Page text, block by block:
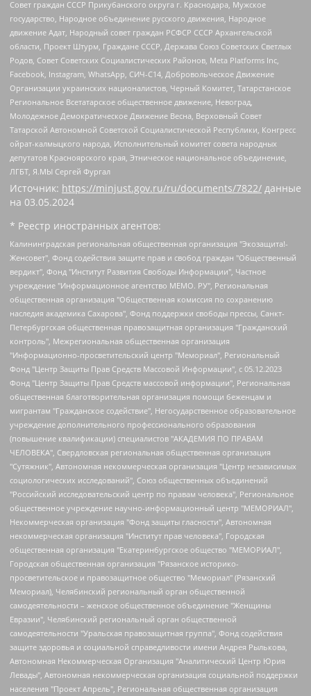
Совет граждан СССР Прикубанского округа г. Краснодара, Мужское
государство, Народное объединение русского движения, Народное
движение Адат, Народный совет граждан РСФСР СССР Архангельской
области, Проект Штурм, Граждане СССР, Держава Союз Советских Светлых
Родов, Совет Советских Социалистических Районов, Meta Platforms Inc,
Facebook, Instagram, WhatsApp, СИЧ-С14, Добровольческое Движение
Организации украинских националистов, Черный Комитет, Татарстанское
Региональное Всетатарское общественное движение, Невоград,
Молодежное Демократическое Движение Весна, Верховный Совет
Татарской Автономной Советской Социалистической Республики, Конгресс
ойрат-калмыцкого народа, Исполнительный комитет совета народных
депутатов Красноярского края, Этническое национальное объединение,
ЛГБТ, Я.МЫ Сергей Фургал
Источник: https://minjust.gov.ru/ru/documents/7822/ данные
на 03.05.2024
* Реестр иностранных агентов:
Калининградская региональная общественная организация "Экозащита!-Женсовет", Фонд содействия защите прав и свобод граждан "Общественный вердикт", Фонд "Институт Развития Свободы Информации", Частное учреждение "Информационное агентство МЕМО. РУ", Региональная общественная организация "Общественная комиссия по сохранению наследия академика Сахарова", Фонд поддержки свободы прессы, Санкт-Петербургская общественная правозащитная организация "Гражданский контроль", Межрегиональная общественная организация "Информационно-просветительский центр "Мемориал", Региональный Фонд "Центр Защиты Прав Средств Массовой Информации", с 05.12.2023 Фонд "Центр Защиты Прав Средств массовой информации", Региональная общественная благотворительная организация помощи беженцам и мигрантам "Гражданское содействие", Негосударственное образовательное учреждение дополнительного профессионального образования (повышение квалификации) специалистов "АКАДЕМИЯ ПО ПРАВАМ ЧЕЛОВЕКА", Свердловская региональная общественная организация "Сутяжник", Автономная некоммерческая организация "Центр независимых социологических исследований", Союз общественных объединений "Российский исследовательский центр по правам человека", Региональное общественное учреждение научно-информационный центр "МЕМОРИАЛ", Некоммерческая организация "Фонд защиты гласности", Автономная некоммерческая организация "Институт прав человека", Городская общественная организация "Екатеринбургское общество "МЕМОРИАЛ", Городская общественная организация "Рязанское историко-просветительское и правозащитное общество "Мемориал" (Рязанский Мемориал), Челябинский региональный орган общественной самодеятельности – женское общественное объединение "Женщины Евразии", Челябинский региональный орган общественной самодеятельности "Уральская правозащитная группа", Фонд содействия защите здоровья и социальной справедливости имени Андрея Рылькова, Автономная Некоммерческая Организация "Аналитический Центр Юрия Левады", Автономная некоммерческая организация социальной поддержки населения "Проект Апрель", Региональная общественная организация помощи женщинам и детям, находящимся в кризисной ситуации "Информационно-методический центр "Анна", Фонд содействия развитию массовых коммуникаций и правовому просвещению "Так-так-Так", Фонд содействия устойчивому развитию "Серебряная тайга", Свердловский региональный общественный фонд социальных проектов "Новое время", "Idel.Реалии", Кавказ.Реалии, Крым.Реалии, Телеканал Настоящее Время, Татаро-башкирская служба Радио Свобода (Azatliq Radiosi), Радио Свободная Европа/Радио Свобода (PCE/PC), "Сибирь.Реалии", "Фактограф", Благотворительный фонд помощи осужденным и их семьям, Автономная некоммерческая организация "Институт глобализации и социальных движений", Фонд "В защиту прав заключенных", Частное учреждение "Центр поддержки и содействия развитию средств массовой информации", Пензенский региональный общественный благотворительный фонд "Гражданский союз", "Север.Реалии", Некоммерческая организация Фонд "Правовая инициатива", Общество с ограниченной ответственностью "Радио Свободная Европа/Радио Свобода", Чешское информационное агентство "MEDIUM-ORIENT", Красноярская региональная общественная организация "Мы против СПИДа", Камалягин Денис Николаевич, Маркелов Сергей Евгеньевич, Пономарев Лев Александрович, Савицкая Людмила Алексеевна, Автономная некоммерческая организация "Центр по работе с проблемой насилия "НАСИЛИЮ.НЕТ", Межрегиональный профессиональный союз работников здравоохранения "Альянс врачей", Юридическое лицо, зарегистрированное в Латвийской Республике, SIA "Medusa Project" (регистрационный номер 40103797863, дата регистрации 10.06.2014), Некоммерческая организация "Фонд по борьбе с коррупцией", Автономная некоммерческая организация "Институт права и публичной политики", Баданин Роман Сергеевич, Гликин Максим Александрович, Железнова Мария Михайловна, Лукьянова Юлия Сергеевна, Маетная Елизавета Витальевна, Маняхин Петр Борисович, Чуракова Ольга Владимировна, Ярош Юлия Петровна, Юридическое лицо "The Insider SIA", зарегистрированное в Риге, Латвийская Республика (дата регистрации 26.06.2015), являющееся администратором доменного имени интернет-издания "The Insider SIA", https://theins.ru, Постернак Алексей Евгеньевич, Рубин Михаил Аркадьевич, Анин Роман Александрович, Юридическое лицо Istories fonds, зарегистрированное в Латвийской Республике (регистрационный номер 50008295751, дата регистрации 24.02.2020), Великовский Дмитрий Александрович, Долинина Ирина Николаевна, Мароховская Алеся Алексеевна, Шлейнов Роман Юрьевич, Шмагун Олеся Валентиновна, Общество с ограниченной ответственностью "Альтаир 2021", Общество с ограниченной ответственностью "Вега 2021", Общество с ограниченной ответственностью "Главный редактор 2021", Общество с ограниченной ответственностью "Ромашки монолит", Важенков Артем Валерьевич, Ивановская областная общественная организация "Центр гендерных исследований", Гурман Юрий Альбертович, Медиапроект "ОВД-Инфо", Егоров Владимир Владимирович, Жилинский Владимир Александрович, Общество с ограниченной ответственностью "ЗП", Иванова София Юрьевна, Карезина Инна Павловна, Кильтау Екатерина Викторовна, Петров Алексей Викторович, Пискунов Сергей Евгеньевич, Смирнов Сергей Сергеевич, Тихонов Михаил Сергеевич, Общество с ограниченной ответственностью "ЖУРНАЛИСТ-ИНОСТРАННЫЙ АГЕНТ", Арапова Галина Юрьевна, Вольтская Татьяна Анатольевна, Американская компания "Mason G.E.S. Anonymous Foundation" (США), являющаяся владельцем интернет-издания https://mnews.world/, Компания "Stichting Bellingcat", зарегистрированная в Нидерландах (дата регистрации 11.07.2018), Захаров Андрей Вячеславович, Клепиковская Екатерина Дмитриевна, Общество с ограниченной ответственностью "МЕМО", Перл Роман Александрович, Симонов Евгений Алексеевич, Соловьева Елена Анатольевна, Сотников Даниил Владимирович, Сурначева Елизавета Дмитриевна, Автономная некоммерческая организация по защите прав человека и информированию населения "Якутия – Наше Мнение", Общество с ограниченной ответственностью "Москоу диджитал медиа", с 26.01.2023 Общество с ограниченной ответственностью "Чайка Белые сады", Ветошкина Валерия Валерьевна, Заговора Максим Александрович, Межрегиональное общественное движение "Российская ЛГБТ - сеть", Оленичев Максим Владимирович, Павлов Иван Юрьевич, Скворцова Елена Сергеевна, Общество с ограниченной ответственностью "Как бы инагент", Кочетков Игорь Викторович, Общество с ограниченной ответственностью "Честные выборы", Еланчик Олег Александрович, Общество с ограниченной ответственностью "Нобелевский призыв", Гималова Регина Эмилевна, Григорьев Андрей Валерьевич, Григорьева Алина Александровна, Ассоциация по содействию защите прав призывников, альтернативнослужащих и военнослужащих "Правозащитная группа "Гражданин.Армия.Право", Хисамова Регина Фаритовна, Автономная некоммерческая организация по реализации социально-правовых программ "Лилит", Дальневосточное общественное движение "Маяк", Санкт-Петербургская ЛГБТ-инициативная группа "Выход", Инициативная группа ЛГБТ+ "Реверс", Алексеев Андрей Викторович, Бекбулатова Таисия Львовна, Беляев Иван Михайлович, Владыкина Елена Сергеевна, Гельман Марат Александрович, Никульшина Вероника Юрьевна, Толоконникова Надежда Андреевна, Шендерович Виктор Анатольевич, Общество с ограниченной ответственностью "Данное сообщение", Общество с ограниченной ответственностью Издательский дом "Новая глава", Айнбиндер Александра Александровна, Московский комьюнити-центр для ЛГБТ+инициатив, Благотворительный фонд развития филантропии, Deutsche Welle (Германия, Kurt-Schumacher-Strasse 3, 53113 Bonn), Борзунова Мария Михайловна, Воробьев Виктор Викторович, Голубева Анна Львовна, Константинова Алла Михайловна, Малкова Ирина Владимировна, Мурадов Мурад Абдулгалимович, Осетинская Елизавета Николаевна, Понасенков Евгений Николаевич, Ганапольский Матвей Юрьевич, Киселев Евгений Алексеевич, Борухович Ирина Григорьевна, Дремин Иван Тимофеевич, Дубровский Дмитрий Викторович, Красноярская региональная общественная организация поддержки и развития альтернативных образовательных технологий и межкультурных коммуникаций "ИНТЕРРА", Маяковская Екатерина Алексеевна, Фейгин Марк Захарович, Филимонов Андрей Викторович, Дзугкоева Регина Николаевна, Доброхотов Роман Александрович, Дудь Юрий Александрович, Елкин Сергей Владимирович, Кругликов Кирилл Игоревич, Сабунаева Мария Леонидовна, Семенов Алексей Владимирович, Шаинян Карен Багратович, Шульман Екатерина Михайловна, Асафьев Артур Валерьевич, Вахштайн Виктор Семенович, Венедиктов Алексей Алексеевич, Лушникова Екатерина Евгеньевна, Волков Леонид Михайлович, Невзоров Александр Глебович, Пархоменко Сергей Борисович, Сироткин Ярослав Николаевич, Кара-Мурза Владимир Владимирович, Баранова Наталья Владимировна, Гозман Леонид Яковлевич, Кагарлицкий Борис Юльевич, Климарев Михаил Валерьевич, Милов Владимир Станиславович, Автономная некоммерческая организация Краснодарский центр современного искусства "Типография", Моргенштерн Алишер Тагирович, Соболь Любовь Эдуардовна, Общество с ограниченной ответственностью "ЛИЗА НОРМ", Каспаров Гарри Кимович, Ходорковский Михаил Борисович, Общество с ограниченной ответственностью "Апрельские тезисы", Данилович Ирина Брониславовна, Кашин Олег Владимирович, Петров Николай Владимирович, Пивоваров Алексей Владимирович, Соколов Михаил Владимирович, Цветкова Юлия Владимировна, Чичваркин Евгений Александрович, Комитет против пыток/Команда против пыток, Общество с ограниченной ответственностью "Первый научный", Общество с ограниченной ответственностью "Вертолет и ко", Белоцерковская Вероника Борисовна, Кац Максим Евгеньевич, Лазарева Татьяна Юрьевна, Шаведдинов Руслан Табризович, Яшин Илья Валерьевич, Общество с ограниченной ответственностью "Иноагент ААВ", Алешковский Дмитрий Петрович, Альбац Евгения Марковна, Быков Дмитрий Львович, Галямина Юлия Евгеньевна, Лойко Сергей Леонидович, Мартынов Кирилл Константинович, Медведев Сергей Александрович, Крашенинников Федор Геннадиевич, Гордеева Катерина Вл